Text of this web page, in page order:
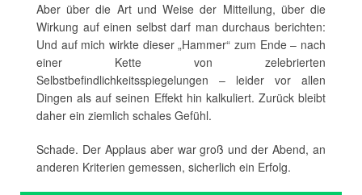
Aber über die Art und Weise der Mitteilung, über die
Wirkung auf einen selbst darf man durchaus berichten:
Und auf mich wirkte dieser „Hammer“ zum Ende – nach
einer Kette von zelebrierten
Selbstbefindlichkeitsspiegelungen – leider vor allen
Dingen als auf seinen Effekt hin kalkuliert. Zurück bleibt
daher ein ziemlich schales Gefühl.
Schade. Der Applaus aber war groß und der Abend, an
anderen Kriterien gemessen, sicherlich ein Erfolg.